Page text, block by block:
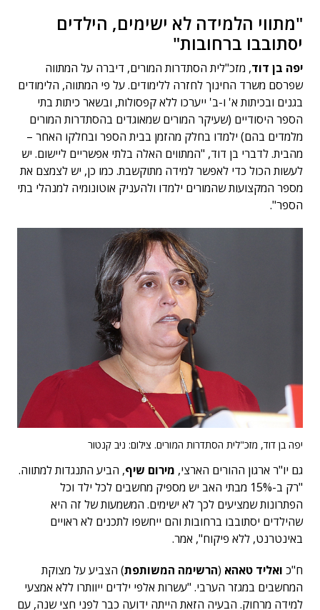
"מתווי הלמידה לא ישימים, הילדים
יסתובבו ברחובות"
יפה בן דוד, מזכ"לית הסתדרות המורים, דיברה על המתווה
שפרסם משרד החינוך לחזרה ללימודים. על פי המתווה, הלימודים
בגנים ובכיתות א' ו-ב' ייערכו ללא קפסולות, ובשאר כיתות בתי
הספר היסודיים (שעיקר המורים שמאוגדים בהסתדרות המורים
מלמדים בהם) ילמדו בחלק מהזמן בבית הספר ובחלקו האחר –
מהבית. לדברי בן דוד, "המתווים האלה בלתי אפשריים ליישום. יש
לעשות הכול כדי לאפשר למידה מתוקשבת. כמו כן, יש לצמצם את
מספר המקצועות שהמורים ילמדו ולהעניק אוטונומיה למנהלי בתי
הספר".
יפה בן דוד, מזכ"לית הסתדרות המורים. צילום: ניב קנטור
גם יו"ר ארגון ההורים הארצי, מירום שיף, הביע התנגדות למתווה.
"רק ב-15% מבתי האב יש מספיק מחשבים לכל ילד וכל
הפתרונות שמציעים לכך לא ישימים. המשמעות של זה היא
שהילדים יסתובבו ברחובות והם ייחשפו לתכנים לא ראויים
באינטרנט, ללא פיקוח", אמר.
ח"כ ואליד טאהא (הרשימה המשותפת) הצביע על מצוקת
המחשבים במגזר הערבי. "עשרות אלפי ילדים ייוותרו ללא אמצעי
למידה מרחוק. הבעיה הזאת הייתה ידועה כבר לפני חצי שנה, עם